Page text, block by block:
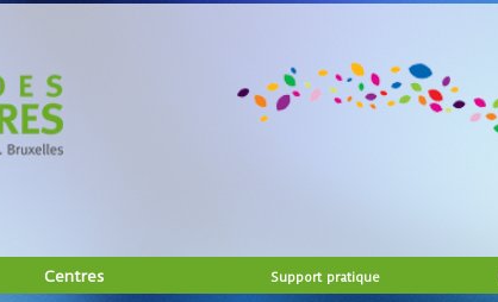
Centres Support pratique